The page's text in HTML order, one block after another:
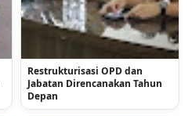
Restrukturisasi OPD dan
Jabatan Direncanakan Tahun
Depan